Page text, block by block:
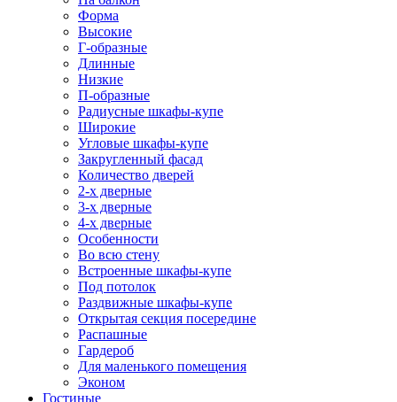
Форма
Высокие
Г-образные
Длинные
Низкие
П-образные
Радиусные шкафы-купе
Широкие
Угловые шкафы-купе
Закругленный фасад
Количество дверей
2-х дверные
3-х дверные
4-х дверные
Особенности
Во всю стену
Встроенные шкафы-купе
Под потолок
Раздвижные шкафы-купе
Открытая секция посередине
Распашные
Гардероб
Для маленького помещения
Эконом
Гостиные